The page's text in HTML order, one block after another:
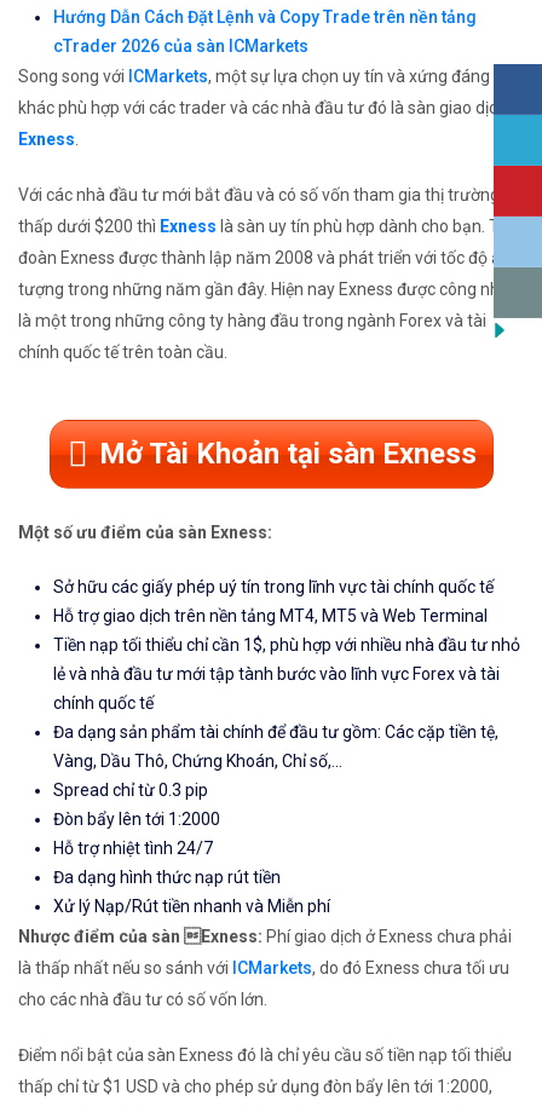
Hướng Dẫn Cách Đặt Lệnh và Copy Trade trên nền tảng
cTrader 2026 của sàn ICMarkets
Song song với ICMarkets, một sự lựa chọn uy tín và xứng đáng
khác phù hợp với các trader và các nhà đầu tư đó là sàn giao dịch
Exness.
Với các nhà đầu tư mới bắt đầu và có số vốn tham gia thị trường
thấp dưới $200 thì Exness là sàn uy tín phù hợp dành cho bạn. Tập
đoàn Exness được thành lập năm 2008 và phát triển với tốc độ ấn
tượng trong những năm gần đây. Hiện nay Exness được công nhận
là một trong những công ty hàng đầu trong ngành Forex và tài
chính quốc tế trên toàn cầu.
Mở Tài Khoản tại sàn Exness
Một số ưu điểm của sàn Exness:
Sở hữu các giấy phép uý tín trong lĩnh vực tài chính quốc tế
Hỗ trợ giao dịch trên nền tảng MT4, MT5 và Web Terminal
Tiền nạp tối thiểu chỉ cần 1$, phù hợp với nhiều nhà đầu tư nhỏ
lẻ và nhà đầu tư mới tập tành bước vào lĩnh vực Forex và tài
chính quốc tế
Đa dạng sản phẩm tài chính để đầu tư gồm: Các cặp tiền tệ,
Vàng, Dầu Thô, Chứng Khoán, Chỉ số,...
Spread chỉ từ 0.3 pip
Đòn bẩy lên tới 1:2000
Hỗ trợ nhiệt tình 24/7
Đa dạng hình thức nạp rút tiền
Xử lý Nạp/Rút tiền nhanh và Miễn phí
Nhược điểm của sàn Exness: Phí giao dịch ở Exness chưa phải
là thấp nhất nếu so sánh với ICMarkets, do đó Exness chưa tối ưu
cho các nhà đầu tư có số vốn lớn.
Điểm nổi bật của sàn Exness đó là chỉ yêu cầu số tiền nạp tối thiểu
thấp chỉ từ $1 USD và cho phép sử dụng đòn bẩy lên tới 1:2000,